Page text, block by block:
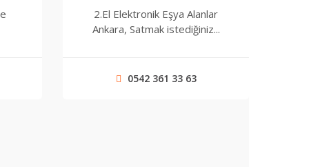
2.El Elektronik Eşya Alanlar
Ankara, Satmak istediğiniz...
0542 361 33 63